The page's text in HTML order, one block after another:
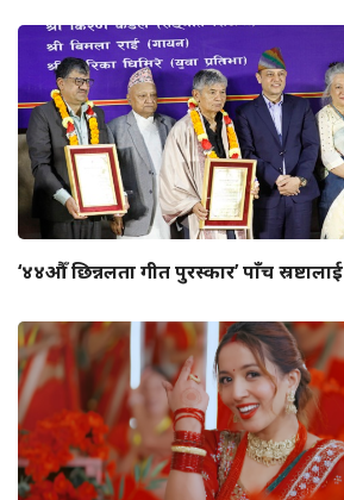
‘४४औँ छिन्नलता गीत पुरस्कार’ पाँच स्रष्टालाई